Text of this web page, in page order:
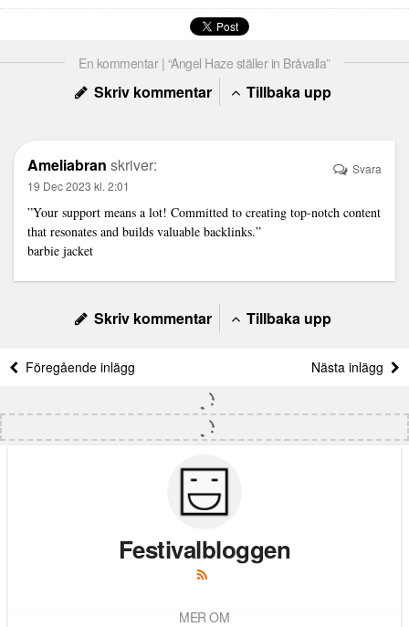
En kommentar | “Angel Haze ställer in Bråvalla”
Skriv kommentar Tillbaka upp
Ameliabran skriver:
19 Dec 2023 kl. 2:01
”Your support means a lot! Committed to creating top-notch content
that resonates and builds valuable backlinks.”
barbie jacket
Svara
Skriv kommentar Tillbaka upp
Föregående inlägg Nästa inlägg
Festivalbloggen
MER OM